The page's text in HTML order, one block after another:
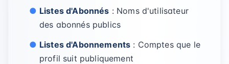
Listes d'Abonnés : Noms d'utilisateur
des abonnés publics
Listes d'Abonnements : Comptes que le
profil suit publiquement